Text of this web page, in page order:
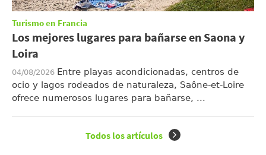
Turismo en Francia
Los mejores lugares para bañarse en Saona y
Loira
04/08/2026 Entre playas acondicionadas, centros de
ocio y lagos rodeados de naturaleza, Saône-et-Loire
ofrece numerosos lugares para bañarse, ...
Todos los artículos